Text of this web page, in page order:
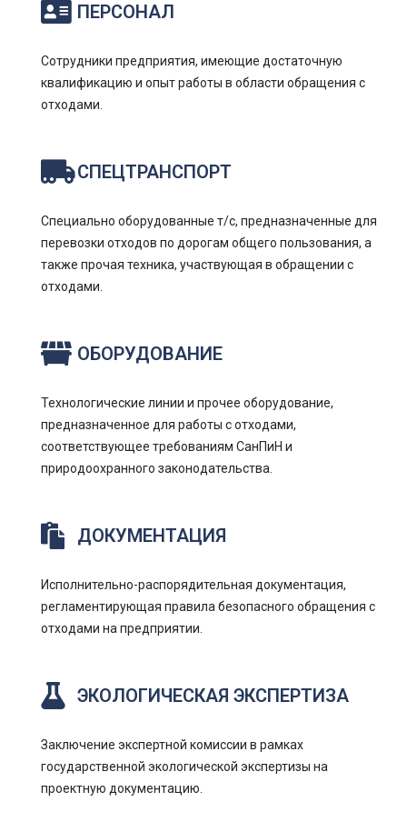
ПЕРСОНАЛ
Сотрудники предприятия, имеющие достаточную
квалификацию и опыт работы в области обращения с
отходами.
СПЕЦТРАНСПОРТ
Специально оборудованные т/с, предназначенные для
перевозки отходов по дорогам общего пользования, а
также прочая техника, участвующая в обращении с
отходами.
ОБОРУДОВАНИЕ
Технологические линии и прочее оборудование,
предназначенное для работы с отходами,
соответствующее требованиям СанПиН и
природоохранного законодательства.
ДОКУМЕНТАЦИЯ
Исполнительно-распорядительная документация,
регламентирующая правила безопасного обращения с
отходами на предприятии.
ЭКОЛОГИЧЕСКАЯ ЭКСПЕРТИЗА
Заключение экспертной комиссии в рамках
государственной экологической экспертизы на
проектную документацию.